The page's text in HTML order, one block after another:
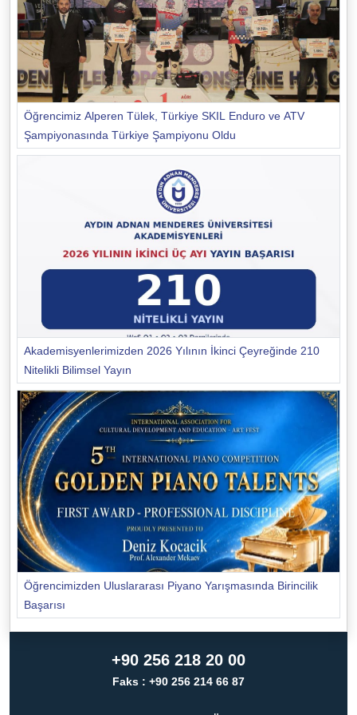
Öğrencimiz Alperen Tülek, Türkiye SKIL Enduro ve ATV
Şampiyonasında Türkiye Şampiyonu Oldu
Akademisyenlerimizden 2026 Yılının İkinci Çeyreğinde 210
Nitelikli Bilimsel Yayın
Öğrencimizden Uluslararası Piyano Yarışmasında Birincilik
Başarısı
+90 256 218 20 00
Faks : +90 256 214 66 87